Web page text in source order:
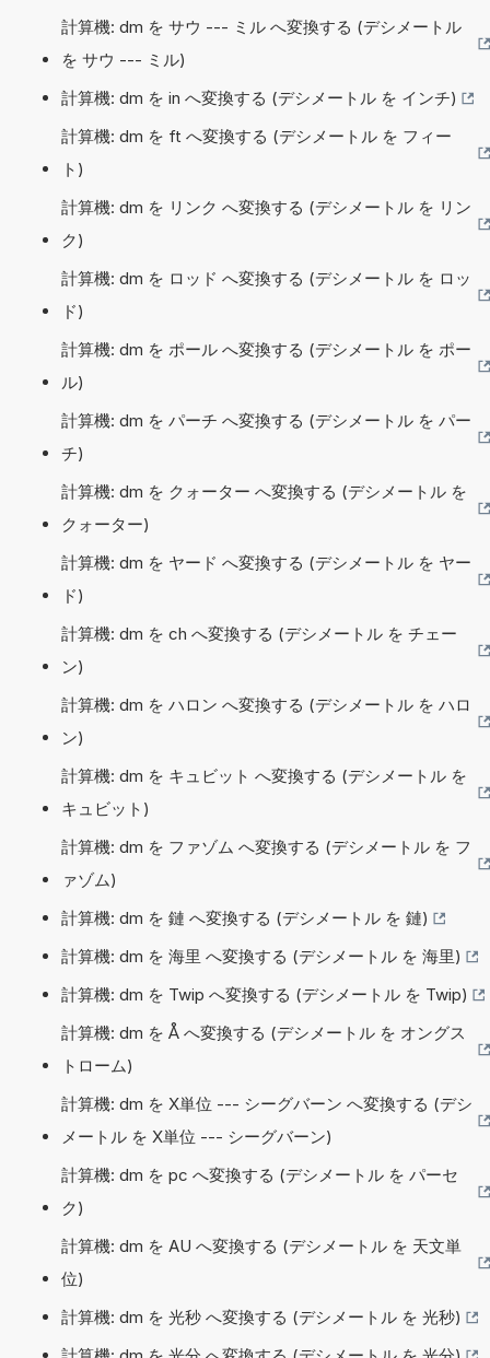
計算機: dm を サウ --- ミル へ変換する (デシメートル
を サウ --- ミル)
計算機: dm を in へ変換する (デシメートル を インチ)
計算機: dm を ft へ変換する (デシメートル を フィー
ト)
計算機: dm を リンク へ変換する (デシメートル を リン
ク)
計算機: dm を ロッド へ変換する (デシメートル を ロッ
ド)
計算機: dm を ポール へ変換する (デシメートル を ポー
ル)
計算機: dm を パーチ へ変換する (デシメートル を パー
チ)
計算機: dm を クォーター へ変換する (デシメートル を
クォーター)
計算機: dm を ヤード へ変換する (デシメートル を ヤー
ド)
計算機: dm を ch へ変換する (デシメートル を チェー
ン)
計算機: dm を ハロン へ変換する (デシメートル を ハロ
ン)
計算機: dm を キュビット へ変換する (デシメートル を
キュビット)
計算機: dm を ファゾム へ変換する (デシメートル を フ
ァゾム)
計算機: dm を 鏈 へ変換する (デシメートル を 鏈)
計算機: dm を 海里 へ変換する (デシメートル を 海里)
計算機: dm を Twip へ変換する (デシメートル を Twip)
計算機: dm を Å へ変換する (デシメートル を オングス
トローム)
計算機: dm を X単位 --- シーグバーン へ変換する (デシ
メートル を X単位 --- シーグバーン)
計算機: dm を pc へ変換する (デシメートル を パーセ
ク)
計算機: dm を AU へ変換する (デシメートル を 天文単
位)
計算機: dm を 光秒 へ変換する (デシメートル を 光秒)